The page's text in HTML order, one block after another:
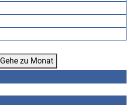
Gehe zu Monat